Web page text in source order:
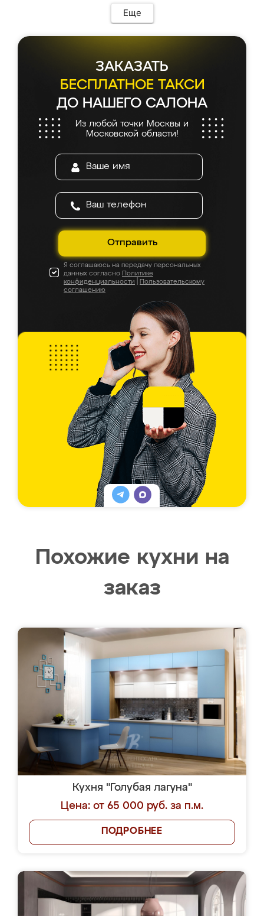
Еще
ЗАКАЗАТЬ
БЕСПЛАТНОЕ ТАКСИ
ДО НАШЕГО САЛОНА
Из любой точки Москвы и
Московской области!
Отправить
Я соглашаюсь на передачу персональных
данных согласно Политике
конфиденциальности
Пользовательскому
соглашению
Похожие кухни на
заказ
Кухня "Голубая лагуна"
Цена: от 65 000 руб. за п.м.
ПОДРОБНЕЕ